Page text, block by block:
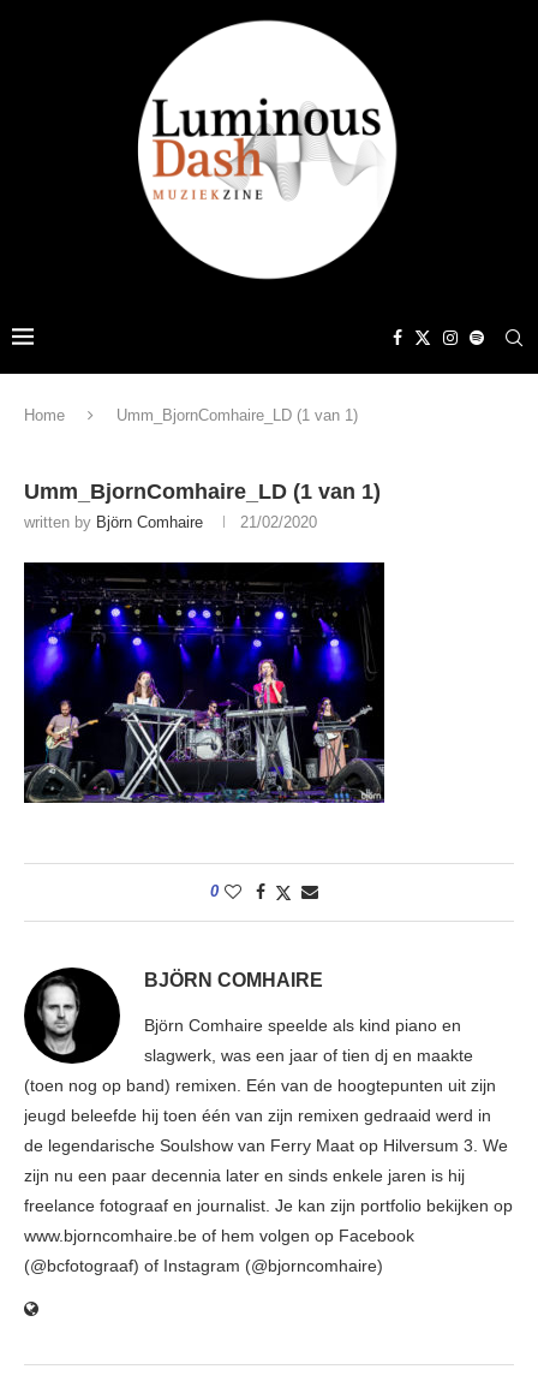
Home Umm_BjornComhaire_LD (1 van 1)
Umm_BjornComhaire_LD (1 van 1)
written by Björn Comhaire 21/02/2020
0
BJÖRN COMHAIRE
Björn Comhaire speelde als kind piano en
slagwerk, was een jaar of tien dj en maakte
(toen nog op band) remixen. Eén van de hoogtepunten uit zijn
jeugd beleefde hij toen één van zijn remixen gedraaid werd in
de legendarische Soulshow van Ferry Maat op Hilversum 3. We
zijn nu een paar decennia later en sinds enkele jaren is hij
freelance fotograaf en journalist. Je kan zijn portfolio bekijken op
www.bjorncomhaire.be of hem volgen op Facebook
(@bcfotograaf) of Instagram (@bjorncomhaire)